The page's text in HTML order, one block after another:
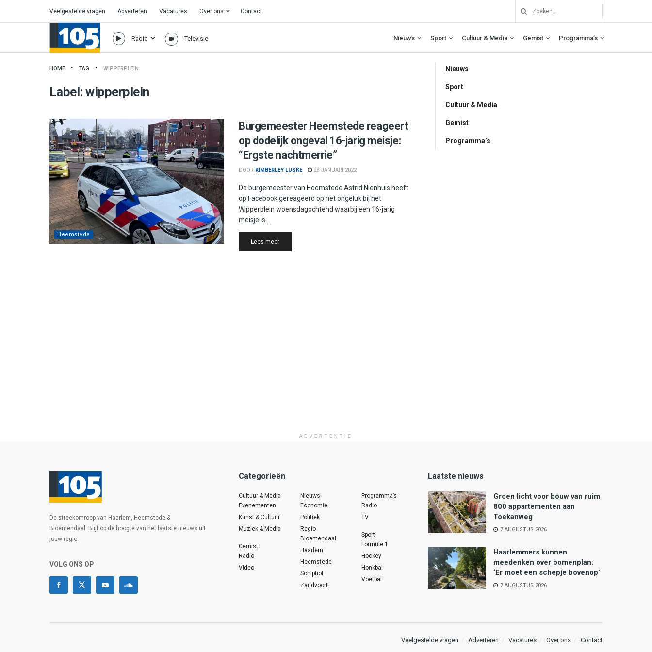
Veelgestelde vragen Adverteren Vacatures Over ons Contact
Radio Televisie Nieuws Sport Cultuur & Media Gemist Programma’s
HOME TAG WIPPERPLEIN
Label:wipperplein
Heemstede
Burgemeester Heemstede reageert
op dodelijk ongeval 16-jarig meisje:
“Ergste nachtmerrie”
DOOR KIMBERLEY LUSKE 28 JANUARI 2022
De burgemeester van Heemstede Astrid Nienhuis heeft
op Facebook gereageerd op het ongeluk bij het
Wipperplein woensdagochtend waarbij een 16-jarig
meisje is ...
Lees meerDetails
Nieuws
Sport
Cultuur & Media
Gemist
Programma’s
ADVERTENTIE
De streekomroep van Haarlem, Heemstede &
Bloemendaal. Blijf op de hoogte van het laatste nieuws uit
jouw regio.
VOLG ONS OP
Categorieën
Cultuur & Media
Evenementen
Kunst & Cultuur
Muziek & Media
Gemist
Radio
Video
Nieuws
Economie
Politiek
Regio
Bloemendaal
Haarlem
Heemstede
Schiphol
Zandvoort
Programma’s
Radio
TV
Sport
Formule 1
Hockey
Honkbal
Voetbal
Laatste nieuws
Groen licht voor bouw van ruim
800 appartementen aan
Toekanweg
7 AUGUSTUS 2026
Haarlemmers kunnen
meedenken over bomenplan:
‘Er moet een schepje bovenop’
7 AUGUSTUS 2026
Veelgestelde vragen Adverteren Vacatures Over ons Contact